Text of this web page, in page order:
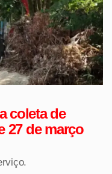
coleta de
27 de março